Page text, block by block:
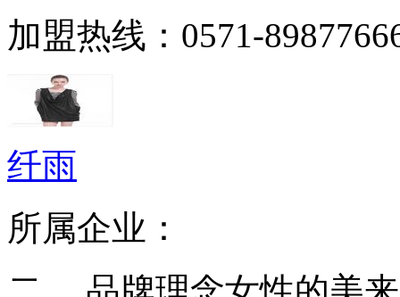
加盟热线：0571-
纤雨
所属企业：